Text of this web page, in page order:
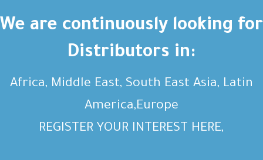
We are continuously looking for
Distributors in:
Africa, Middle East, South East Asia, Latin
America,Europe
REGISTER YOUR INTEREST HERE,